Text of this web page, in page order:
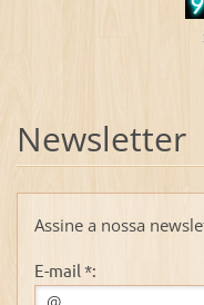
Newsletter
Assine a nossa
E-mail *: